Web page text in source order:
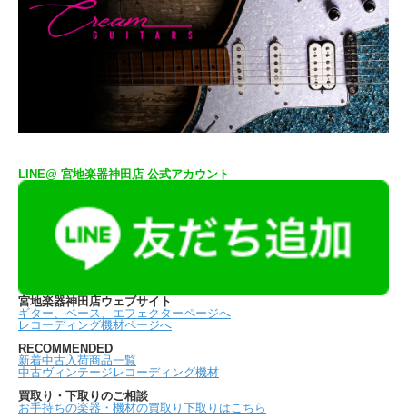
LINE@ 宮地楽器神田店 公式アカウント
宮地楽器神田店ウェブサイト
ギター、ベース、エフェクターページへ
レコーディング機材ページへ
RECOMMENDED
新着中古入荷商品一覧
中古ヴィンテージレコーディング機材
買取り・下取りのご相談
お手持ちの楽器・機材の買取り下取りはこちら